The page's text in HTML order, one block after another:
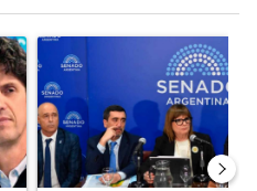
título "Grabois, Moreau y Lousteau
Un artículo de tendencia con el